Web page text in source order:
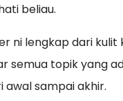
beliau.
ni lengkap dari kulit
semua topik yang
awal sampai akhir.